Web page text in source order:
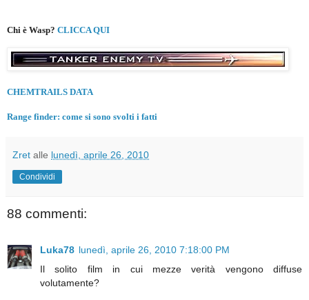
Chi è Wasp? CLICCA QUI
CHEMTRAILS DATA
Range finder: come si sono svolti i fatti
Zret alle lunedì, aprile 26, 2010
Condividi
88 commenti:
Luka78 lunedì, aprile 26, 2010 7:18:00 PM
Il solito film in cui mezze verità vengono diffuse
volutamente?